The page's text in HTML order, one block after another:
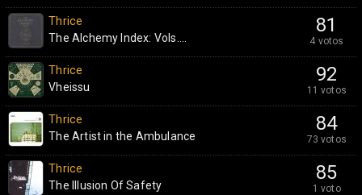
81
4 votos
Thrice
The Alchemy Index: Vols....
92
11 votos
Thrice
Vheissu
84
73 votos
Thrice
The Artist in the Ambulance
85
1 voto
Thrice
The Illusion Of Safety